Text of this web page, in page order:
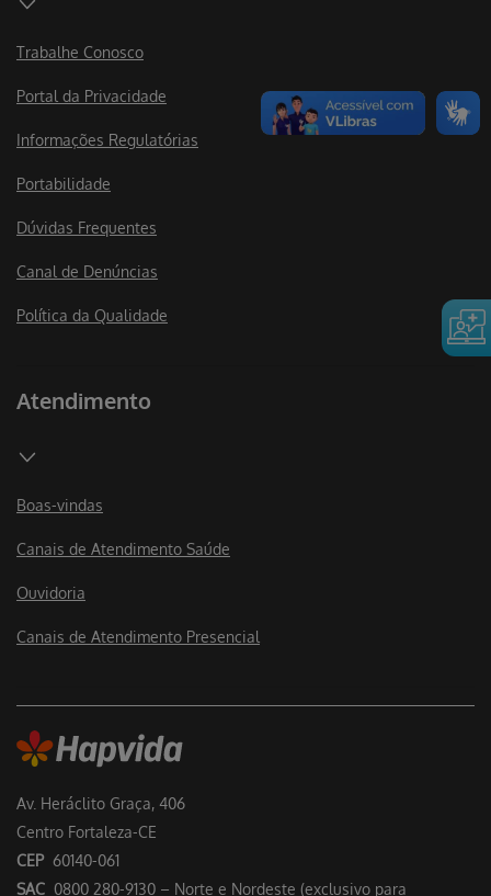
Av. Heráclito Graça, 406
Centro Fortaleza-CE
CEP 60140-061
SAC 0800 280-9130 – Norte e Nordeste (exclusivo para
Trabalhe Conosco
Portal da Privacidade
Informações Regulatórias
Portabilidade
Dúvidas Frequentes
Canal de Denúncias
Política da Qualidade
Atendimento
Boas-vindas
Canais de Atendimento Saúde
Ouvidoria
Canais de Atendimento Presencial